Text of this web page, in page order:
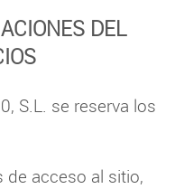
DEL
S.L. se reserva los
acceso al sitio,